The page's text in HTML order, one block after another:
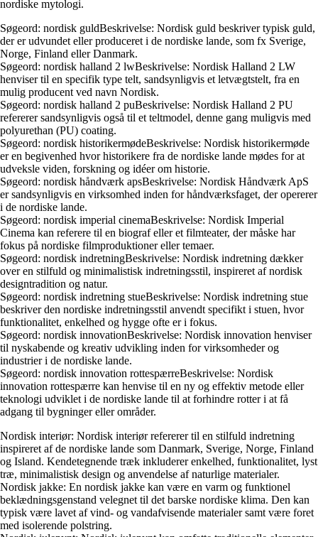
nordiske mytologi.
Søgeord: nordisk guldBeskrivelse: Nordisk guld beskriver typisk guld,
der er udvundet eller produceret i de nordiske lande, som fx Sverige,
Norge, Finland eller Danmark.
Søgeord: nordisk halland 2 lwBeskrivelse: Nordisk Halland 2 LW
henviser til en specifik type telt, sandsynligvis et letvægtstelt, fra en
mulig producent ved navn Nordisk.
Søgeord: nordisk halland 2 puBeskrivelse: Nordisk Halland 2 PU
refererer sandsynligvis også til et teltmodel, denne gang muligvis med
polyurethan (PU) coating.
Søgeord: nordisk historikermødeBeskrivelse: Nordisk historikermøde
er en begivenhed hvor historikere fra de nordiske lande mødes for at
udveksle viden, forskning og idéer om historie.
Søgeord: nordisk håndværk apsBeskrivelse: Nordisk Håndværk ApS
er sandsynligvis en virksomhed inden for håndværksfaget, der opererer
i de nordiske lande.
Søgeord: nordisk imperial cinemaBeskrivelse: Nordisk Imperial
Cinema kan referere til en biograf eller et filmteater, der måske har
fokus på nordiske filmproduktioner eller temaer.
Søgeord: nordisk indretningBeskrivelse: Nordisk indretning dækker
over en stilfuld og minimalistisk indretningsstil, inspireret af nordisk
designtradition og natur.
Søgeord: nordisk indretning stueBeskrivelse: Nordisk indretning stue
beskriver den nordiske indretningsstil anvendt specifikt i stuen, hvor
funktionalitet, enkelhed og hygge ofte er i fokus.
Søgeord: nordisk innovationBeskrivelse: Nordisk innovation henviser
til nyskabende og kreativ udvikling inden for virksomheder og
industrier i de nordiske lande.
Søgeord: nordisk innovation rottespærreBeskrivelse: Nordisk
innovation rottespærre kan henvise til en ny og effektiv metode eller
teknologi udviklet i de nordiske lande til at forhindre rotter i at få
adgang til bygninger eller områder.
Nordisk interiør: Nordisk interiør refererer til en stilfuld indretning
inspireret af de nordiske lande som Danmark, Sverige, Norge, Finland
og Island. Kendetegnende træk inkluderer enkelhed, funktionalitet, lyst
træ, minimalistisk design og anvendelse af naturlige materialer.
Nordisk jakke: En nordisk jakke kan være en varm og funktionel
beklædningsgenstand velegnet til det barske nordiske klima. Den kan
typisk være lavet af vind- og vandafvisende materialer samt være foret
med isolerende polstring.